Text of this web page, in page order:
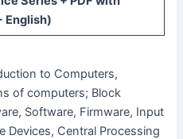
English)
to Computers,
of computers; Block
Software, Firmware, Input
Devices, Central Processing